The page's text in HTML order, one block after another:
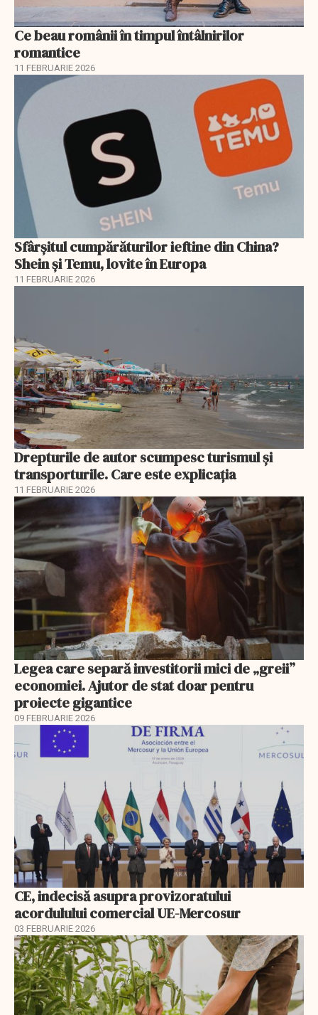
Ce beau românii în timpul întâlnirilor
romantice
11 FEBRUARIE 2026
Sfârșitul cumpărăturilor ieftine din China?
Shein și Temu, lovite în Europa
11 FEBRUARIE 2026
Drepturile de autor scumpesc turismul și
transporturile. Care este explicația
11 FEBRUARIE 2026
Legea care separă investitorii mici de „greii”
economiei. Ajutor de stat doar pentru
proiecte gigantice
09 FEBRUARIE 2026
CE, indecisă asupra provizoratului
acordulului comercial UE-Mercosur
03 FEBRUARIE 2026